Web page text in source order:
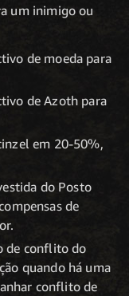
um inimigo ou
de moeda para
de Azoth para
em 20-50%,
do Posto
de
de conflito do
quando há uma
conflito de